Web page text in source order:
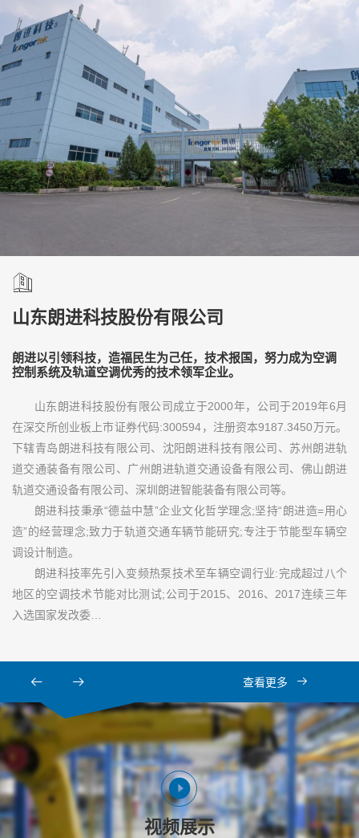
山东朗进科技股份有限公司
朗进以引领科技，造福民生为己任，技术报国，努力成为空调
控制系统及轨道空调优秀的技术领军企业。
山东朗进科技股份有限公司成立于2000年，公司于2019年6月
在深交所创业板上市证券代码:300594，注册资本9187.3450万元。
下辖青岛朗进科技有限公司、沈阳朗进科技有限公司、苏州朗进轨
道交通装备有限公司、广州朗进轨道交通设备有限公司、佛山朗进
轨道交通设备有限公司、深圳朗进智能装备有限公司等。
朗进科技秉承“德益中慧”企业文化哲学理念;坚持“朗进造=用心
造”的经营理念;致力于轨道交通车辆节能研究;专注于节能型车辆空
调设计制造。
朗进科技率先引入变频热泵技术至车辆空调行业:完成超过八个
地区的空调技术节能对比测试;公司于2015、2016、2017连续三年
入选国家发改委…
查看更多
视频展示